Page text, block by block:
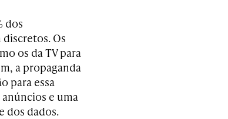
dos
Os
os da TV para
a propaganda
para essa
e uma
dos dados.